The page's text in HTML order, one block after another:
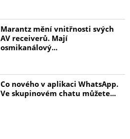
Marantz mění vnitřnosti svých
AV receiverů. Mají
osmikanálový...
Co nového v aplikaci WhatsApp.
Ve skupinovém chatu můžete...